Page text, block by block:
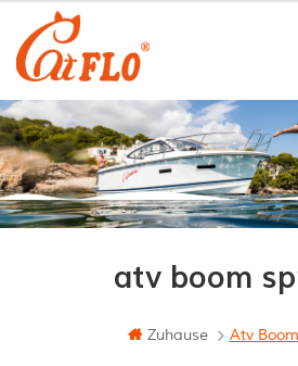
atv boom
Zuhause Atv